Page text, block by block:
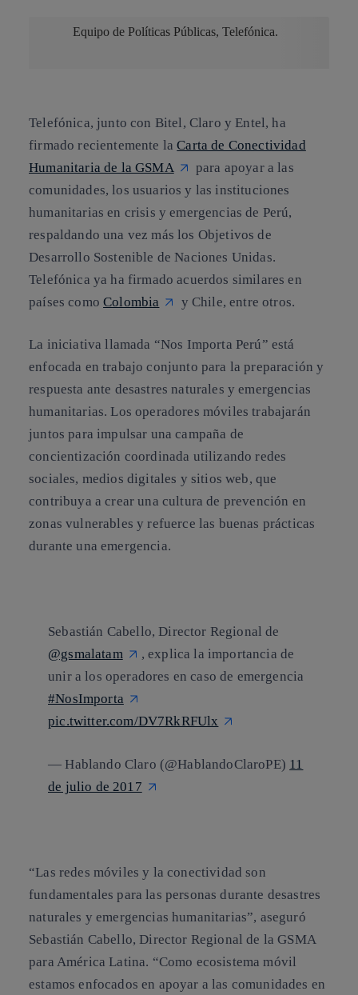
Equipo de Políticas Públicas, Telefónica.
Telefónica, junto con Bitel, Claro y Entel, ha
firmado recientemente laCarta de Conectividad
Humanitaria de la GSMA
para apoyar a las
comunidades, los usuarios y las instituciones
humanitarias en crisis y emergencias de Perú,
respaldando una vez máslos Objetivos de
Desarrollo Sostenible de Naciones Unidas.
Telefónica ya ha firmado acuerdos similares en
países comoColombia y Chile, entre otros.
La iniciativa llamada “Nos Importa Perú” está
enfocada en trabajo conjunto para la preparación y
respuesta ante desastres naturales y emergencias
humanitarias. Los operadores móviles trabajarán
juntos para impulsar una campaña de
concientización coordinada utilizando redes
sociales, medios digitales y sitios web, que
contribuya a crear una cultura de prevención en
zonas vulnerables y refuerce las buenas prácticas
durante una emergencia.
Sebastián Cabello, Director Regional de
@gsmalatam
, explica la importancia de
unir a los operadores en caso de emergencia
#NosImporta
pic.twitter.com/DV7RkRFUlx
— Hablando Claro (@HablandoClaroPE) 11
de julio de 2017
“Las redes móviles y la conectividad son
fundamentales para las personas durante desastres
naturales y emergencias humanitarias”, aseguró
Sebastián Cabello, Director Regional de la GSMA
para América Latina. “Como ecosistema móvil
estamos enfocados en apoyar a las comunidades en